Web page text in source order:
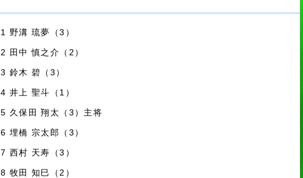
1 野溝 琉夢（3）
2 田中 慎之介（2）
3 鈴木 碧（3）
4 井上 聖斗（1）
5 久保田 翔太（3）主将
6 埋橋 宗太郎（3）
7 西村 天寿（3）
8 牧田 知巳（2）